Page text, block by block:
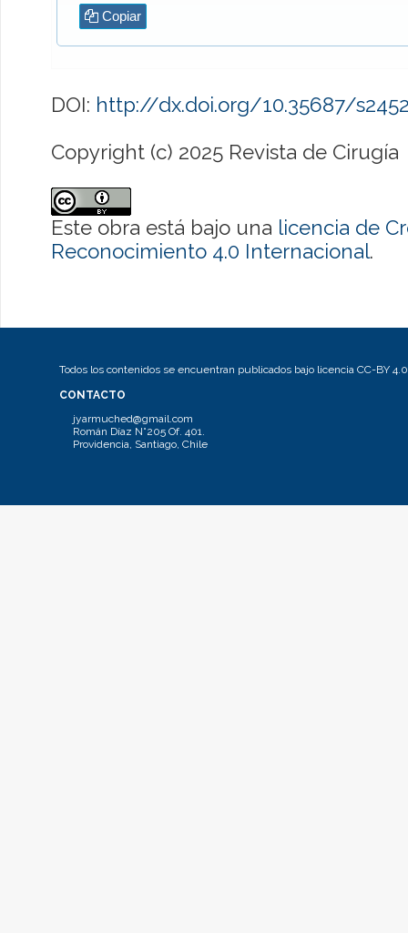
Copiar
DOI: http://dx.doi.org/10.35687/
Copyright (c) 2025 Revista de Cirugía
Este obra está bajo una licencia de
Reconocimiento 4.0 Internacional.
Todos los contenidos se encuentran publicados bajo licencia CC-BY 4.0
CONTACTO
jyarmuched@gmail.com
Román Díaz N°205 Of. 401.
Providencia, Santiago, Chile